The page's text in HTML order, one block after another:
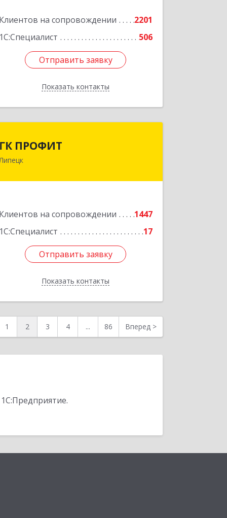
Клиентов на сопровождении
2201
1С:Специалист
506
Отправить заявку
Показать контакты
Отправить заявку
Назад
ГК ПРОФИТ
Липецк
Клиентов на сопровождении
1447
1С:Специалист
17
Отправить заявку
Показать контакты
398001, Липецкая обл, Липецк г,
Отправить заявку
Назад
1 2 3 4 ... 86 Вперед >